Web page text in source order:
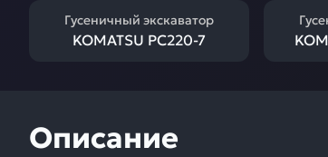
Гусеничный экскаватор
KOMATSU PC220-7
Описание